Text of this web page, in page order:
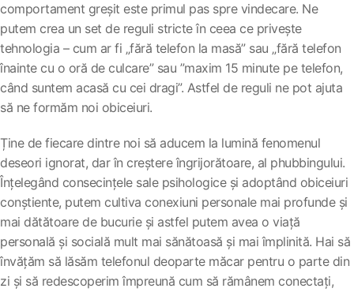
comportament greșit este primul pas spre vindecare. Ne
putem crea un set de reguli stricte în ceea ce privește
tehnologia – cum ar fi „fără telefon la masă” sau „fără telefon
înainte cu o oră de culcare” sau ”maxim 15 minute pe telefon,
când suntem acasă cu cei dragi”. Astfel de reguli ne pot ajuta
să ne formăm noi obiceiuri.
Ține de fiecare dintre noi să aducem la lumină fenomenul
deseori ignorat, dar în creștere îngrijorătoare, al phubbingului.
Înțelegând consecințele sale psihologice și adoptând obiceiuri
conștiente, putem cultiva conexiuni personale mai profunde și
mai dătătoare de bucurie și astfel putem avea o viață
personală și socială mult mai sănătoasă și mai împlinită. Hai să
învățăm să lăsăm telefonul deoparte măcar pentru o parte din
zi și să redescoperim împreună cum să rămânem conectați,